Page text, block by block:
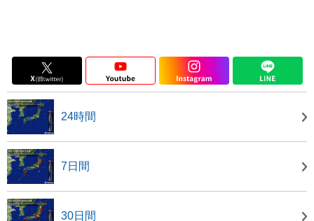
24時間
7日間
30日間